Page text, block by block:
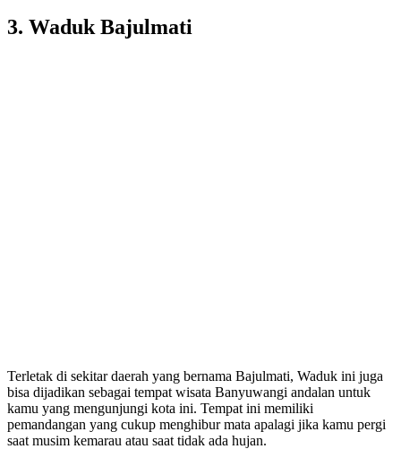
3. Waduk Bajulmati
Terletak di sekitar daerah yang bernama Bajulmati, Waduk ini juga
bisa dijadikan sebagai tempat wisata Banyuwangi andalan untuk
kamu yang mengunjungi kota ini. Tempat ini memiliki
pemandangan yang cukup menghibur mata apalagi jika kamu pergi
saat musim kemarau atau saat tidak ada hujan.